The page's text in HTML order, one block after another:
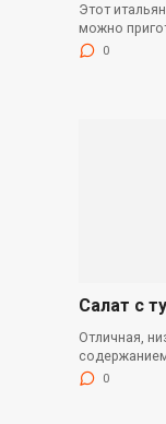
Этот
можно
0
Салат с
Отличная,
0